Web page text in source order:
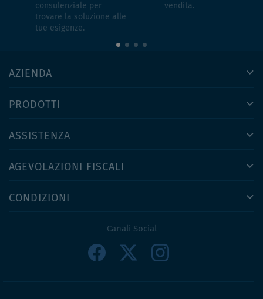
consulenziale per
trovare la soluzione alle
tue esigenze.
vendita.
AZIENDA
PRODOTTI
ASSISTENZA
AGEVOLAZIONI FISCALI
CONDIZIONI
Canali Social